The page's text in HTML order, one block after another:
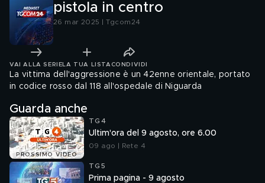
pistola in centro
26 mar 2025 | Tgcom24
VAI ALLA SERIE LA TUA LISTA CONDIVIDI
La vittima dell'aggressione è un 42enne orientale, portato
in codice rosso dal 118 all'ospedale di Niguarda
Guarda anche
PROSSIMO VIDEO
TG4
Ultim'ora del 9 agosto, ore 6.00
09 ago | Rete 4
TG5
Prima pagina - 9 agosto